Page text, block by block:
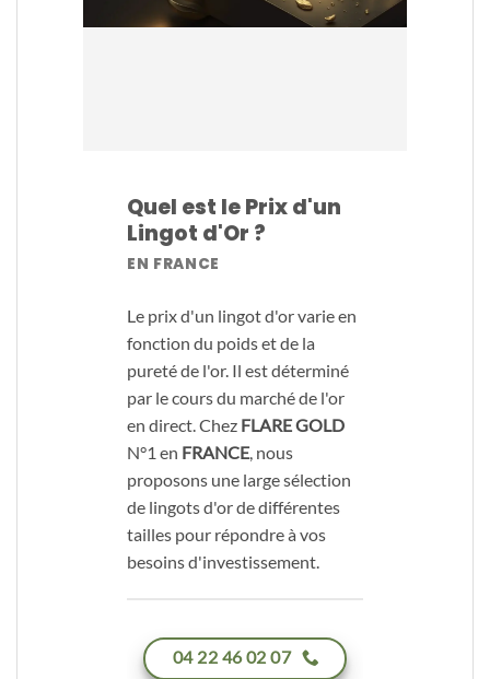
Quel est le Prix d'un
Lingot d'Or ?
EN FRANCE
Le prix d'un lingot d'or varie en
fonction du poids et de la
pureté de l'or. Il est déterminé
par le cours du marché de l'or
en direct. Chez FLARE GOLD
N°1 en FRANCE, nous
proposons une large sélection
de lingots d'or de différentes
tailles pour répondre à vos
besoins d'investissement.
04 22 46 02 07